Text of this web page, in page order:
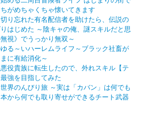
がめちゃくちゃ懐いてきます
り忘れた有名配信者を助けたら、伝説の
はじめた ～陰キャの俺、謎スキルだと思
視》でうっかり無双～
る～いハーレムライフ～ブラック社畜が
に有給消化～
役貴族に転生したので、外れスキル【テ
強を目指してみた
界のんびり旅 ～実は「カバン」は何でも
から何でも取り寄せができるチート武器